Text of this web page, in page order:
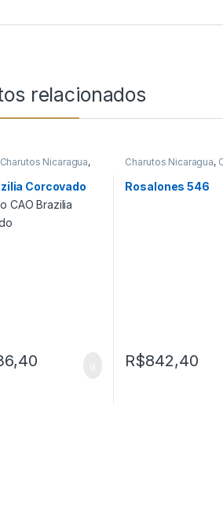
relacionados
Charutos Nicaragua,
Primeira
Corcovado
Charutos Nicaragua,
Rosalones 546
R$842,40